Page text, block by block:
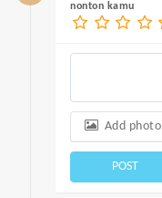
nonton kamu
Add photo
POST